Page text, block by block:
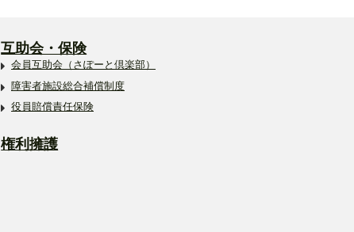
互助会・保険
会員互助会（さぽーと倶楽部）
障害者施設総合補償制度
役員賠償責任保険
権利擁護